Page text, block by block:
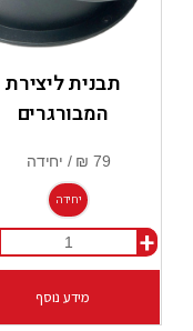
תבנית ליצירת
המבורגרים
יחידה
+
מידע נוסף